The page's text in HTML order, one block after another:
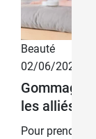
Beauté
02/06/2026
Gommage
les alliés
Pour prendre